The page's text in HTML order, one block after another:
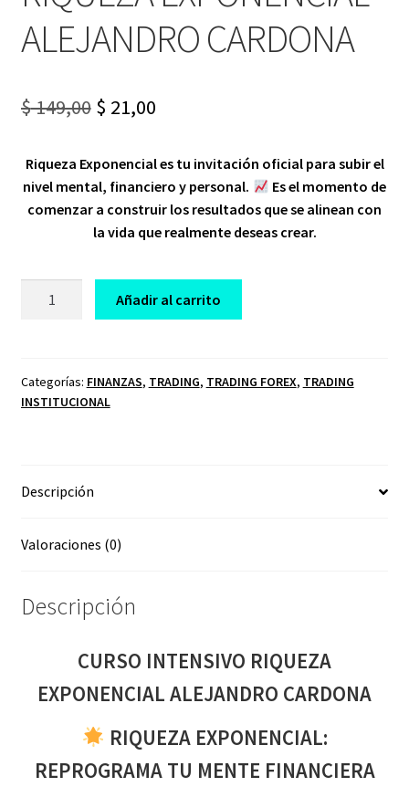
ALEJANDRO CARDONA
$149,00 Original
was:
$ 149,00.
$ 21,00Current
is:
$ 21,00.
Riqueza Exponenciales tu invitación oficial para subir el
nivel mental, financiero y personal.
Es el momento de
comenzar a construir los resultados que se alinean con
la vida que realmente deseas crear.
ALEJANDRO
CARDONA
Añadir al carrito
Categorías: FINANZAS, TRADING, TRADING FOREX, TRADING
INSTITUCIONAL
Descripción
Valoraciones (0)
Descripción
CURSO INTENSIVO RIQUEZA
EXPONENCIAL ALEJANDRO CARDONA
RIQUEZA EXPONENCIAL:
REPROGRAMA TU MENTE FINANCIERA